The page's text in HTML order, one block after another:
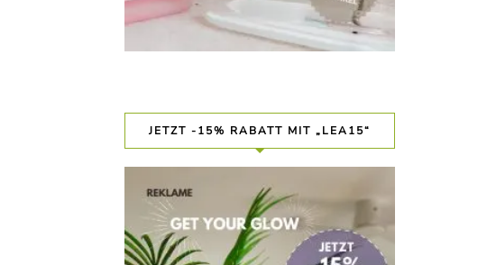
JETZT -15% RABATT MIT „LEA15“